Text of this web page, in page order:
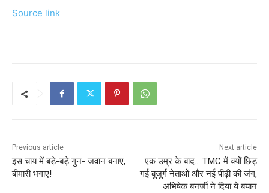
Source link
Previous article
इस चाय में बड़े-बड़े गुन- जवान बनाए,
बीमारी भगाए!
Next article
एक उम्र के बाद… TMC में क्यों छिड़
गई बुजुर्ग नेताओं और नई पीढ़ी की जंग,
अभिषेक बनर्जी ने दिया ये बयान